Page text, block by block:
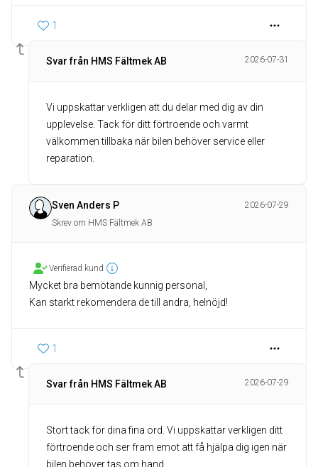
1
Svar från HMS Fältmek AB 2026-07-31
Vi uppskattar verkligen att du delar med dig av din
upplevelse. Tack för ditt förtroende och varmt
välkommen tillbaka när bilen behöver service eller
reparation.
Sven Anders P
2026-07-29
Skrev om HMS Fältmek AB
Verifierad kund
Mycket bra bemötande kunnig personal,
Kan starkt rekomendera de till andra, helnöjd!
1
Svar från HMS Fältmek AB 2026-07-29
Stort tack för dina fina ord. Vi uppskattar verkligen ditt
förtroende och ser fram emot att få hjälpa dig igen när
bilen behöver tas om hand.